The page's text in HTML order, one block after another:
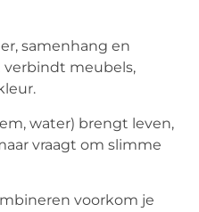
samenhang en
meubels,
water) brengt leven,
vraagt om slimme
voorkom je